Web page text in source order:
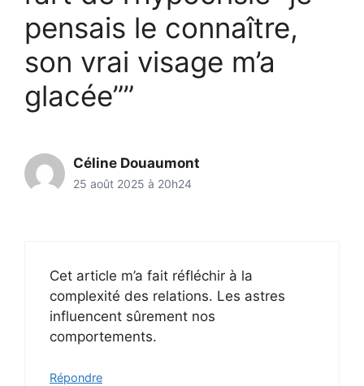
pensais le connaître,
son vrai visage m’a
glacée””
Céline Douaumont
25 août 2025 à 20h24
Cet article m’a fait réfléchir à la
complexité des relations. Les astres
influencent sûrement nos
comportements.
Répondre